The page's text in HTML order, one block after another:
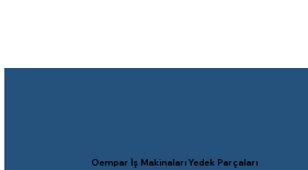
Oempar İş Makinaları Yedek Parçaları